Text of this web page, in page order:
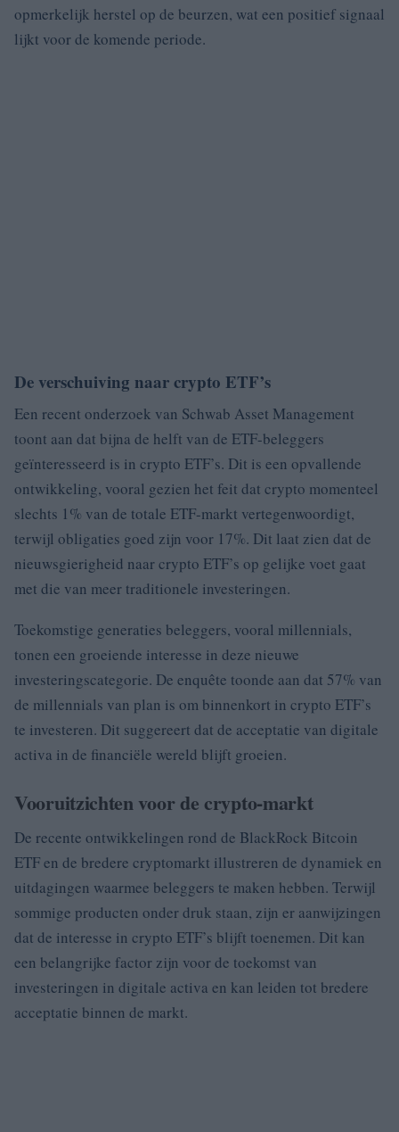
opmerkelijk herstel op de beurzen, wat een positief signaal
lijkt voor de komende periode.
De verschuiving naar crypto ETF’s
Een recent onderzoek van Schwab Asset Management
toont aan dat bijna de helft van de ETF-beleggers
geïnteresseerd is in crypto ETF’s. Dit is een opvallende
ontwikkeling, vooral gezien het feit dat crypto momenteel
slechts 1% van de totale ETF-markt vertegenwoordigt,
terwijl obligaties goed zijn voor 17%. Dit laat zien dat de
nieuwsgierigheid naar crypto ETF’s op gelijke voet gaat
met die van meer traditionele investeringen.
Toekomstige generaties beleggers, vooral millennials,
tonen een groeiende interesse in deze nieuwe
investeringscategorie. De enquête toonde aan dat 57% van
de millennials van plan is om binnenkort in crypto ETF’s
te investeren. Dit suggereert dat de acceptatie van digitale
activa in de financiële wereld blijft groeien.
Vooruitzichten voor de crypto-markt
De recente ontwikkelingen rond de BlackRock Bitcoin
ETF en de bredere cryptomarkt illustreren de dynamiek en
uitdagingen waarmee beleggers te maken hebben. Terwijl
sommige producten onder druk staan, zijn er aanwijzingen
dat de interesse in crypto ETF’s blijft toenemen. Dit kan
een belangrijke factor zijn voor de toekomst van
investeringen in digitale activa en kan leiden tot bredere
acceptatie binnen de markt.